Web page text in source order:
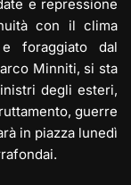
e repressione
con il clima
foraggiato dal
Minniti, si sta
degli esteri,
guerre
in piazza lunedì